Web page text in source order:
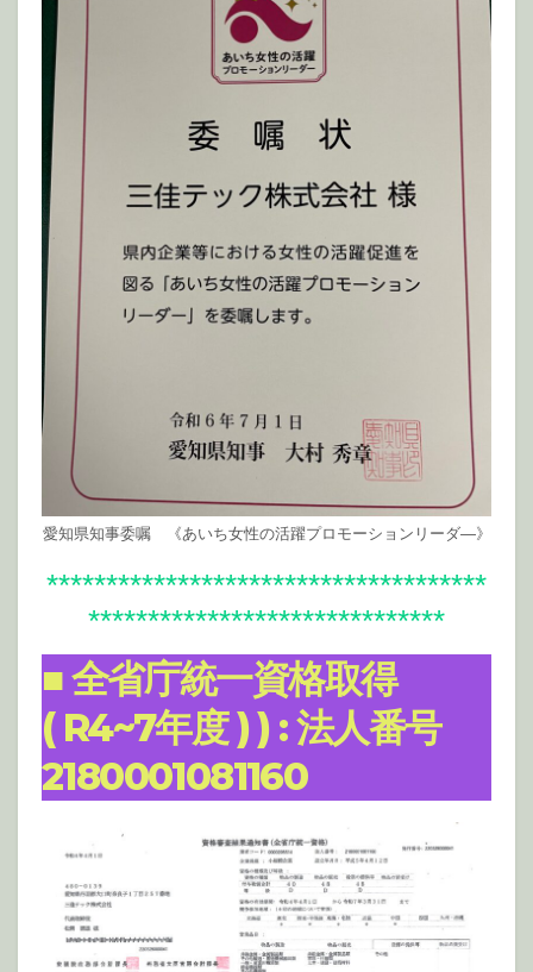
愛知県知事委嘱 《あいち女性の活躍プロモーションリーダ―》
*************************************
******************************
■全省庁統一資格取得
( R4~7年度 )) : 法人番号
2180001081160